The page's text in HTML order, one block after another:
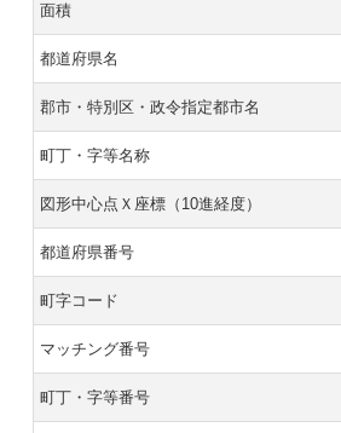
面積
都道府県名
郡市・特別区・政令指定都市名
町丁・字等名称
図形中心点Ｘ座標（10進経度）
都道府県番号
町字コード
マッチング番号
町丁・字等番号